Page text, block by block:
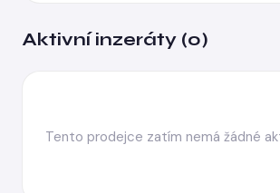
Aktivní inzeráty (0)
Tento prodejce zatím nemá žádné